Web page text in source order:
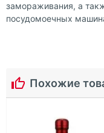
замораживания, а
посудомоечных
Похожие